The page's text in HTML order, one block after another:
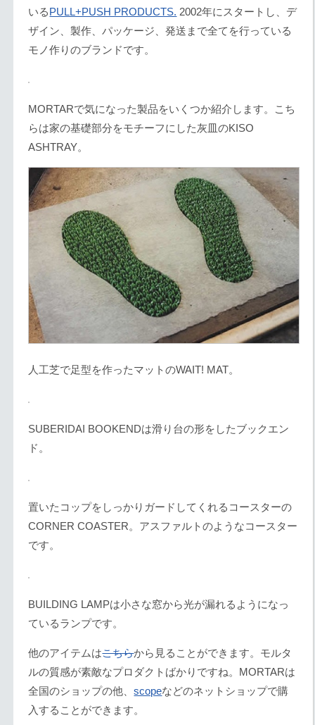
いるPULL+PUSH PRODUCTS. 2002年にスタートし、デ
ザイン、製作、パッケージ、発送まで全てを行っている
モノ作りのブランドです。
MORTARで気になった製品をいくつか紹介します。こち
らは家の基礎部分をモチーフにした灰皿のKISO
ASHTRAY。
人工芝で足型を作ったマットのWAIT! MAT。
SUBERIDAI BOOKENDは滑り台の形をしたブックエン
ド。
置いたコップをしっかりガードしてくれるコースターの
CORNER COASTER。アスファルトのようなコースター
です。
BUILDING LAMPは小さな窓から光が漏れるようになっ
ているランプです。
他のアイテムはこちらから見ることができます。モルタ
ルの質感が素敵なプロダクトばかりですね。MORTARは
全国のショップの他、scopeなどのネットショップで購
入することができます。